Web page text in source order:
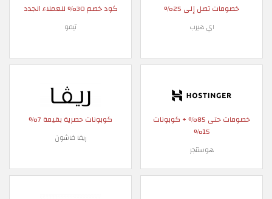
خصومات تصل إلى 25%
اي هيرب
كود خصم 30% للعملاء الجدد
تيمو
خصومات حتى 85% + كوبونات
15%
هوستنجر
كوبونات حصرية بقيمة 7%
ريفا فاشون